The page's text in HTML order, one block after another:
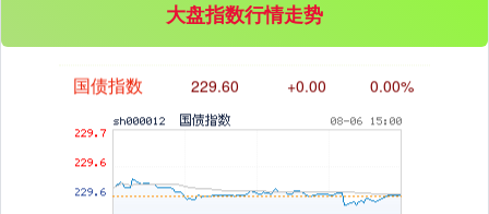
大盘指数行情走势
国债指数 229.60 +0.00 0.00%